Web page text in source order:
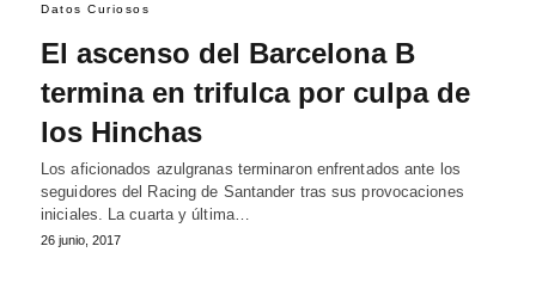
Datos Curiosos
El ascenso del Barcelona B
termina en trifulca por culpa de
los Hinchas
Los aficionados azulgranas terminaron enfrentados ante los
seguidores del Racing de Santander tras sus provocaciones
iniciales. La cuarta y última…
26 junio, 2017